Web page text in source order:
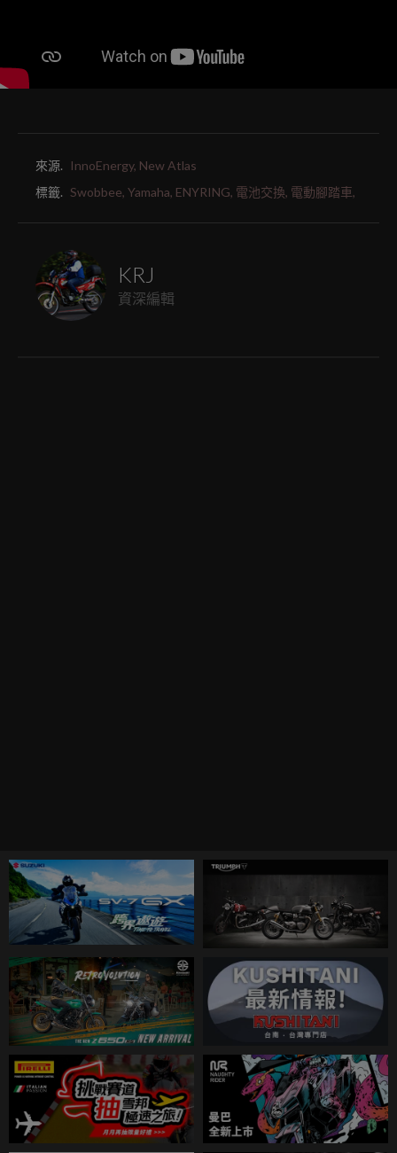
來源.
InnoEnergy, New Atlas
標籤. Swobbee, Yamaha, ENYRING, 電池交換, 電動腳踏車,
KRJ
資深編輯